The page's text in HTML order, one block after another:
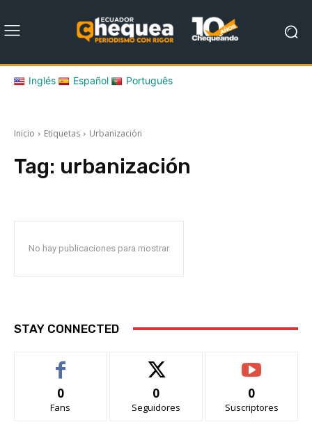
Inglés Español Português
Inicio Etiquetas Urbanización
Tag: urbanización
No hay publicaciones para mostrar
STAY CONNECTED
0
Fans
0
Seguidores
0
Suscriptores